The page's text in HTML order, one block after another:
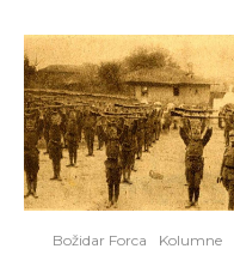
Božidar Forca Kolumne